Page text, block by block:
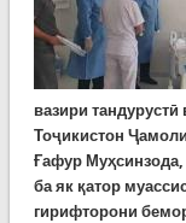
вазири
Тоҷикистон
Ғафур
ба як қатор
гирифторони